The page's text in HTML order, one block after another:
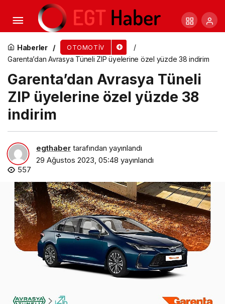
Haberler OTOMOTIV
Garenta’dan Avrasya Tüneli ZIP üyelerine özel yüzde 38 indirim
Garenta’dan Avrasya Tüneli
ZIP üyelerine özel yüzde 38
indirim
egthaber tarafından yayınlandı
29 Ağustos 2023, 05:48 yayınlandı
557
Çin Devlet Başkanının kullandığı lüks segment
SUV Hongqi Türkiye’de